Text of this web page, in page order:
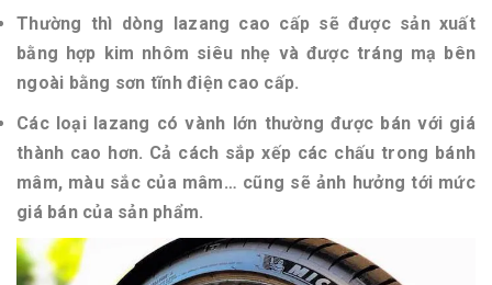
Thường thì dòng lazang cao cấp sẽ được sản xuất
bằng hợp kim nhôm siêu nhẹ và được tráng mạ bên
ngoài bằng sơn tĩnh điện cao cấp.
Các loại lazang có vành lớn thường được bán với giá
thành cao hơn. Cả cách sắp xếp các chấu trong bánh
mâm, màu sắc của mâm… cũng sẽ ảnh hưởng tới mức
giá bán của sản phẩm.